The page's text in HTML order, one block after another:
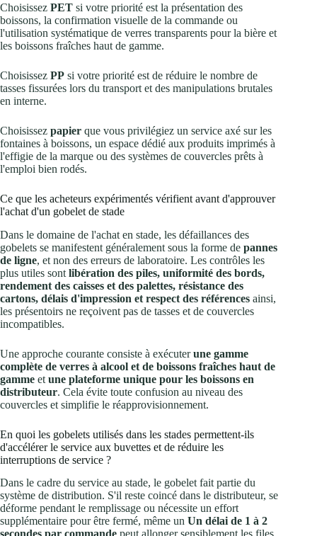
Choisissez PET si votre priorité est la présentation des
boissons, la confirmation visuelle de la commande ou
l'utilisation systématique de verres transparents pour la bière et
les boissons fraîches haut de gamme.
Choisissez PP si votre priorité est de réduire le nombre de
tasses fissurées lors du transport et des manipulations brutales
en interne.
Choisissez papier que vous privilégiez un service axé sur les
fontaines à boissons, un espace dédié aux produits imprimés à
l'effigie de la marque ou des systèmes de couvercles prêts à
l'emploi bien rodés.
Ce que les acheteurs expérimentés vérifient avant d'approuver
l'achat d'un gobelet de stade
Dans le domaine de l'achat en stade, les défaillances des
gobelets se manifestent généralement sous la forme de pannes
de ligne, et non des erreurs de laboratoire. Les contrôles les
plus utiles sont libération des piles, uniformité des bords,
rendement des caisses et des palettes, résistance des
cartons, délais d'impression et respect des références ainsi,
les présentoirs ne reçoivent pas de tasses et de couvercles
incompatibles.
Une approche courante consiste à exécuterune gamme
complète de verres à alcool et de boissons fraîches haut de
gamme et une plateforme unique pour les boissons en
distributeur. Cela évite toute confusion au niveau des
couvercles et simplifie le réapprovisionnement.
En quoi les gobelets utilisés dans les stades permettent-ils
d'accélérer le service aux buvettes et de réduire les
interruptions de service ?
Dans le cadre du service au stade, le gobelet fait partie du
système de distribution. S'il reste coincé dans le distributeur, se
déforme pendant le remplissage ou nécessite un effort
supplémentaire pour être fermé, même un Un délai de 1 à 2